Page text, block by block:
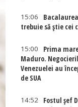
15:06
trebuie să știe cei
15:00
Prima
Maduro.
Venezuelei au
de SUA
14:52
Fostul șef